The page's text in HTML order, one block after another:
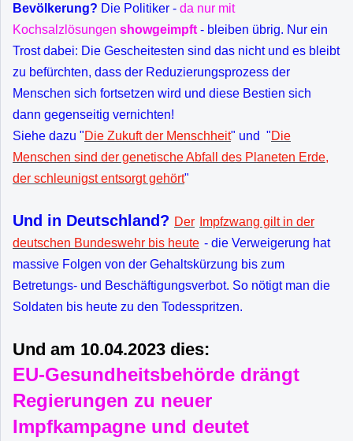
Bevölkerung? Die Politiker - da nur mit
Kochsalzlösungen showgeimpft - bleiben übrig. Nur ein
Trost dabei: Die Gescheitesten sind das nicht und es bleibt
zu befürchten, dass der Reduzierungsprozess der
Menschen sich fortsetzen wird und diese Bestien sich
dann gegenseitig vernichten!
Siehe dazu "Die Zukuft der Menschheit" und "Die
Menschen sind der genetische Abfall des Planeten Erde,
der schleunigst entsorgt gehört"
Und in Deutschland? Der
Impfzwang gilt in der
deutschen Bundeswehr bis heute - die Verweigerung hat
massive Folgen von der Gehaltskürzung bis zum
Betretungs- und Beschäftigungsverbot. So nötigt man die
Soldaten bis heute zu den Todesspritzen.
Und am 10.04.2023 dies:
EU-Gesundheitsbehörde drängt
Regierungen zu neuer
Impfkampagne und deutet